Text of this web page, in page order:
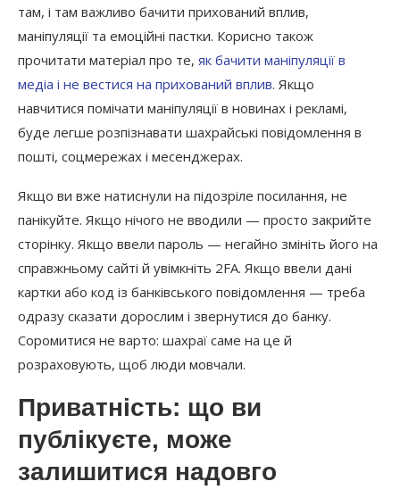
там, і там важливо бачити прихований вплив,
маніпуляції та емоційні пастки. Корисно також
прочитати матеріал про те, як бачити маніпуляції в
медіа і не вестися на прихований вплив. Якщо
навчитися помічати маніпуляції в новинах і рекламі,
буде легше розпізнавати шахрайські повідомлення в
пошті, соцмережах і месенджерах.
Якщо ви вже натиснули на підозріле посилання, не
панікуйте. Якщо нічого не вводили — просто закрийте
сторінку. Якщо ввели пароль — негайно змініть його на
справжньому сайті й увімкніть 2FA. Якщо ввели дані
картки або код із банківського повідомлення — треба
одразу сказати дорослим і звернутися до банку.
Соромитися не варто: шахраї саме на це й
розраховують, щоб люди мовчали.
Приватність: що ви
публікуєте, може
залишитися надовго